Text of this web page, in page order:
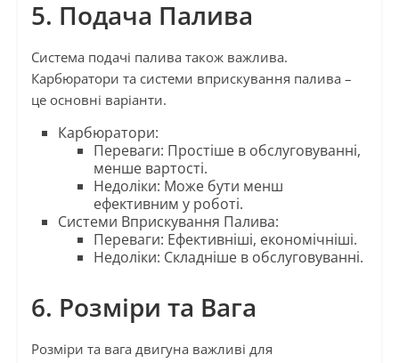
5. Подача Палива
Система подачі палива також важлива.
Карбюратори та системи вприскування палива –
це основні варіанти.
Карбюратори:
Переваги: Простіше в обслуговуванні,
менше вартості.
Недоліки: Може бути менш
ефективним у роботі.
Системи Вприскування Палива:
Переваги: Ефективніші, економічніші.
Недоліки: Складніше в обслуговуванні.
6. Розміри та Вага
Розміри та вага двигуна важливі для